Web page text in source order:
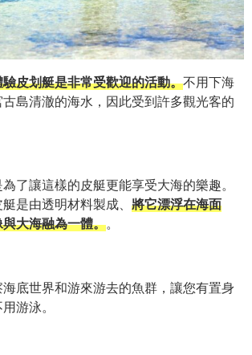
皮划艇是非常受歡迎的活動。不用下海
島清澈的海水，因此受到許多觀光客的
了讓這樣的皮艇更能享受大海的樂趣。
是由透明材料製成、 將它漂浮在海面
大海融為一體。。
底世界和游來游去的魚群，讓您有置身
游泳。